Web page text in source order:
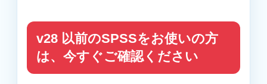
v28 以前のSPSSをお使いの方
は、今すぐご確認ください